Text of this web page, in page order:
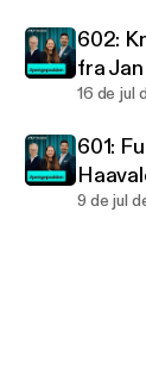
602:
fra
16 de jul
601:
9 de jul